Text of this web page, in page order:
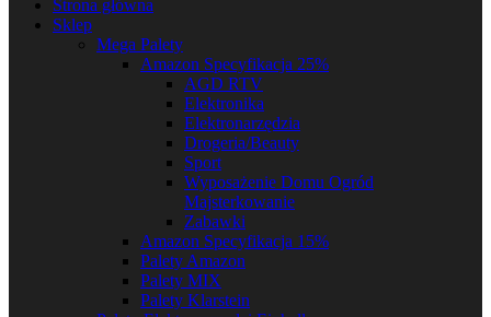
Strona główna
Sklep
Mega Palety
Amazon Specyfikacja 25%
AGD RTV
Elektronika
Elektronarzędzia
Drogeria/Beauty
Sport
Wyposażenie Domu Ogród
Majsterkowanie
Zabawki
Amazon Specyfikacja 15%
Palety Amazon
Palety MIX
Palety Klarstein